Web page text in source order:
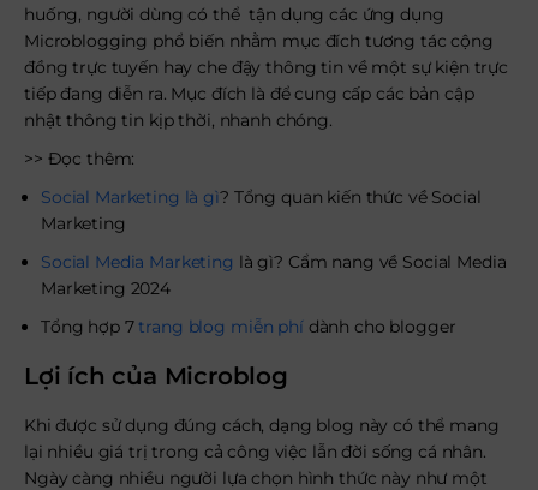
huống, người dùng có thể tận dụng các ứng dụng
Microblogging phổ biến nhằm mục đích tương tác cộng
đồng trực tuyến hay che đậy thông tin về một sự kiện trực
tiếp đang diễn ra. Mục đích là để cung cấp các bản cập
nhật thông tin kịp thời, nhanh chóng.
>> Đọc thêm:
Social Marketing là gì? Tổng quan kiến thức về Social
Marketing
Social Media Marketing là gì? Cẩm nang về Social Media
Marketing 2024
Tổng hợp 7trang blog miễn phídành cho blogger
Lợi ích của Microblog
Khi được sử dụng đúng cách, dạng blog này có thể mang
lại nhiều giá trị trong cả công việc lẫn đời sống cá nhân.
Ngày càng nhiều người lựa chọn hình thức này như một